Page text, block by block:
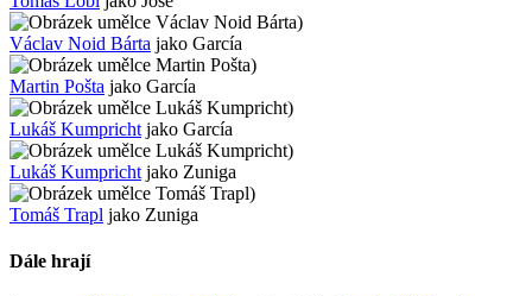
)
Václav Noid Bárta jako García
)
Martin Pošta jako García
)
Lukáš Kumpricht jako García
)
Lukáš Kumpricht jako Zuniga
)
Tomáš Trapl jako Zuniga
Dále hrají